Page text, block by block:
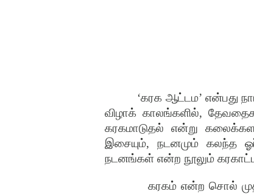
‘கரக ஆட்டம’என்பது
விழாக் காலங்களில்,
கரகமாடுதல் என்று
இசையும், நடனமும் கலந்த
நடனங்கள் என்ற நூலும்
கரகம் என்ற சொல்